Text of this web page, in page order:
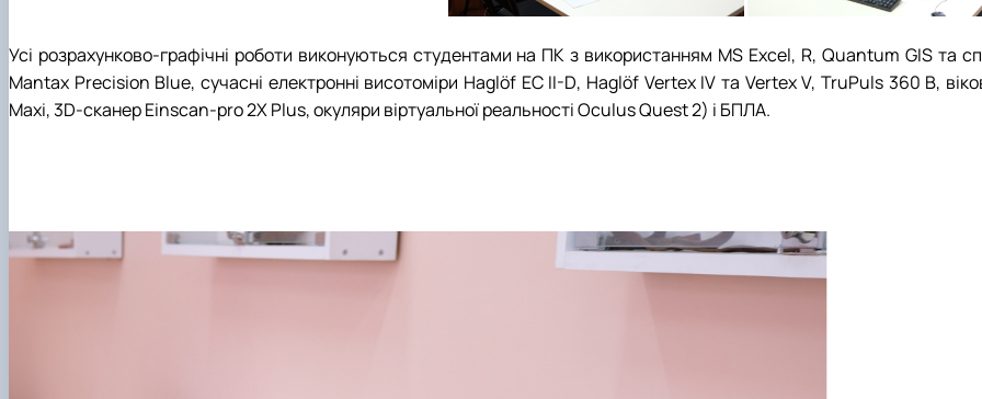
Усі розрахунково-графічні роботи виконуються студентами на ПК з використанням MS Excel, R, Quantum GISта
Mantax Precision Blue, сучасні електронні висотоміри Haglöf EC II-D, Haglöf Vertex IVта Vertex V,TruPuls 360 B,
Maxi, 3D-сканерEinscan-pro2XPlus, окуляри віртуальної реальностіOculusQuest2) і БПЛА.